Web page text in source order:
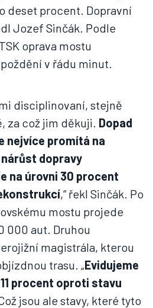
deset procent. Dopravní
Jozef Sinčák. Podle
oprava mostu
v řádu minut.
disciplinovaní, stejně
za což jim děkuji. Dopad
nejvíce promítá na
dopravy
na úrovni 30 procent
,“ řekl Sinčák. Po
mostu projede
000 aut. Druhou
magistrála, kterou
trasu. „Evidujeme
procent oproti stavu
jsou ale stavy, které tyto